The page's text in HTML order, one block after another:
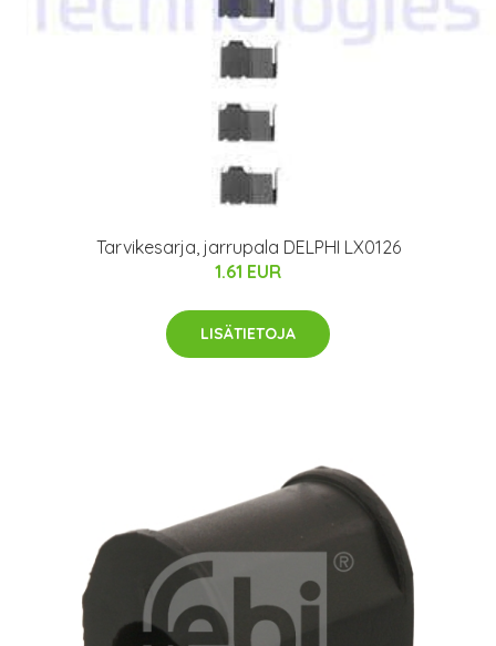
Tarvikesarja, jarrupala DELPHI LX0126
1.61 EUR
LISÄTIETOJA